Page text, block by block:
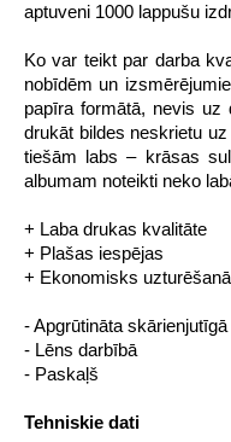
aptuveni 1000 lappušu
Ko var teikt par darba
nobīdēm un
papīra formātā, nevis uz
drukāt bildes neskrietu
tiešām labs – krāsas
albumam noteikti neko
+ Laba drukas kvalitāte
+ Plašas iespējas
+ Ekonomisks uzturēšanā
- Apgrūtināta
- Lēns darbībā
- Paskaļš
Tehniskie dati